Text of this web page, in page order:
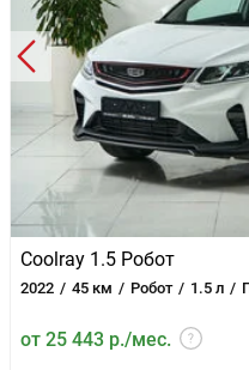
Электронная
Электропривод зеркал
Электропривод крышки
Электроскладывание
Вентиляция передних
Кожа (материал салона)
Накладки на пороги
Обогрев рулевого колеса
Отделка кожей
Отделка потолка
Память сиденья
Панорамная крыша /
Передний
Coolray 1.5 Робот
2022 45 км Робот 1.5 л
от 25 443 р./мес.